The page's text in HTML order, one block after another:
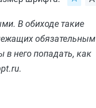
В обиходе такие
обязательным
него попадать, как